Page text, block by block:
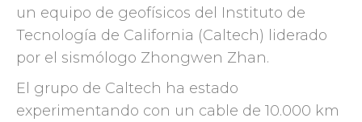
un equipo de geofísicos del Instituto de
Tecnología de California (Caltech) liderado
por el sismólogo Zhongwen Zhan.
El grupo de Caltech ha estado
experimentando con un cable de 10.000 km